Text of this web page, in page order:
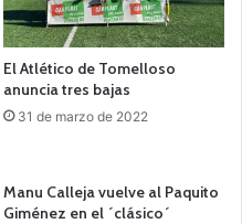
El Atlético de Tomelloso
anuncia tres bajas
31 de marzo de 2022
Manu Calleja vuelve al Paquito
Giménez en el ´clásico´